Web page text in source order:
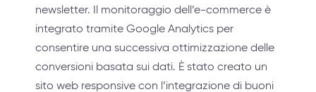
newsletter. Il monitoraggio dell’e-commerce è
integrato tramite Google Analytics per
consentire una successiva ottimizzazione delle
conversioni basata sui dati. È stato creato un
sito web responsive con l’integrazione di buoni